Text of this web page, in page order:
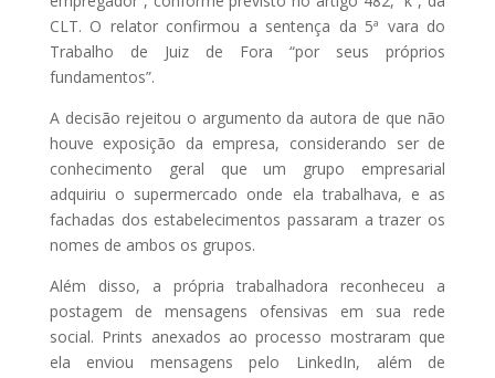
CLT. O relator confirmou a sentença da 5ª vara do
Trabalho de Juiz de Fora “por seus próprios
fundamentos”.
A decisão rejeitou o argumento da autora de que não
houve exposição da empresa, considerando ser de
conhecimento geral que um grupo empresarial
adquiriu o supermercado onde ela trabalhava, e as
fachadas dos estabelecimentos passaram a trazer os
nomes de ambos os grupos.
Além disso, a própria trabalhadora reconheceu a
postagem de mensagens ofensivas em sua rede
social. Prints anexados ao processo mostraram que
ela enviou mensagens pelo LinkedIn, além de